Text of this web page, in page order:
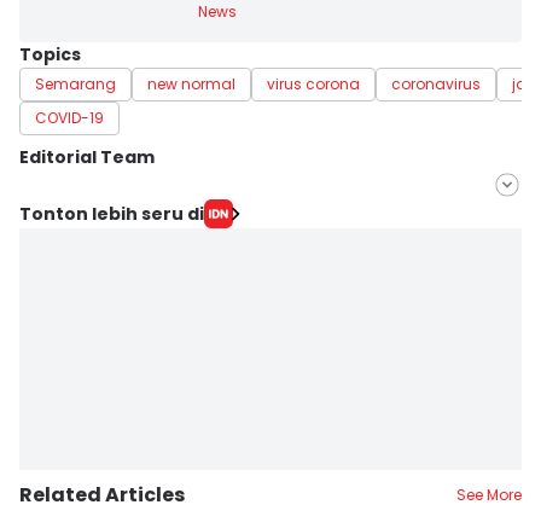
News
Topics
Semarang new normal virus corona coronavirus
COVID-19
Editorial Team
Editor
Tonton lebih seru di
Related Articles See More